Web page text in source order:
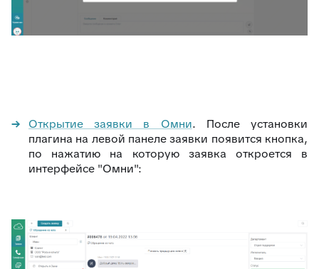
Открытие заявки в Омни. После установки
плагина на левой панеле заявки появится кнопка,
по нажатию на которую заявка откроется в
интерфейсе "Омни":